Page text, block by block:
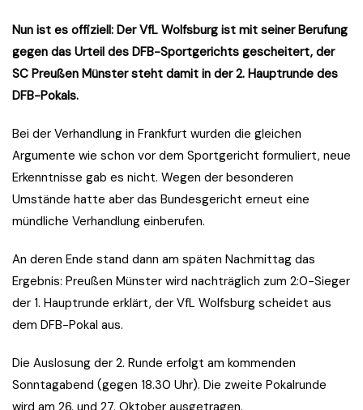
Nun ist es offiziell: Der VfL Wolfsburg ist mit seiner Berufung
gegen das Urteil des DFB-Sportgerichts gescheitert, der
SC Preußen Münster steht damit in der 2. Hauptrunde des
DFB-Pokals.
Bei der Verhandlung in Frankfurt wurden die gleichen
Argumente wie schon vor dem Sportgericht formuliert, neue
Erkenntnisse gab es nicht. Wegen der besonderen
Umstände hatte aber das Bundesgericht erneut eine
mündliche Verhandlung einberufen.
An deren Ende stand dann am späten Nachmittag das
Ergebnis: Preußen Münster wird nachträglich zum 2:0-Sieger
der 1. Hauptrunde erklärt, der VfL Wolfsburg scheidet aus
dem DFB-Pokal aus.
Die Auslosung der 2. Runde erfolgt am kommenden
Sonntagabend (gegen 18.30 Uhr). Die zweite Pokalrunde